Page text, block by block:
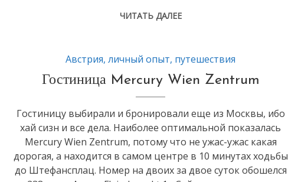
ЧИТАТЬ ДАЛЕЕ
Австрия,личный опыт, путешествия
Гостиница Mercury Wien Zentrum
Гостиницу выбирали и бронировали еще из Москвы, ибо
хай сизн и все дела. Наиболее оптимальной показалась
Mercury Wien Zentrum, потому что не ужас-ужас какая
дорогая, а находится в самом центре в 10 минутах ходьбы
до Штефансплац. Номер на двоих за двое суток обошелся